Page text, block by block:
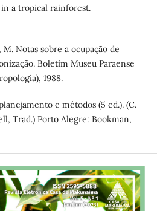
a tropical rainforest.
Notas sobre a ocupação de
Boletim Museu Paraense
1988.
e métodos (5 ed.). (C.
Trad.) Porto Alegre: Bookman,